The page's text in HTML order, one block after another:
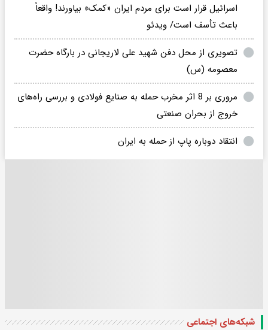
اسرائیل قرار است برای مردم ایران «کمک» بیاورند! واقعاً
باعث تأسف است/ ویدئو
تصویری از محل دفن شهید علی لاریجانی در بارگاه حضرت
معصومه (س)
مروری بر 8 اثر مخرب حمله به صنایع فولادی و بررسی راه‌های
خروج از بحران صنعتی
انتقاد دوباره پاپ از حمله به ایران
شبکه‌های اجتماعی